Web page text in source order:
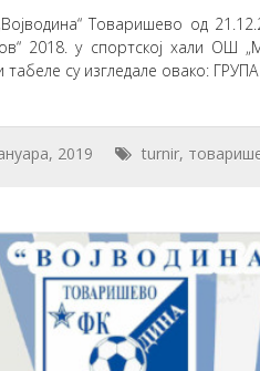
Товаришево од
2018. у спортској хали ОШ
табеле су изгледале овако:
2019 turnir,